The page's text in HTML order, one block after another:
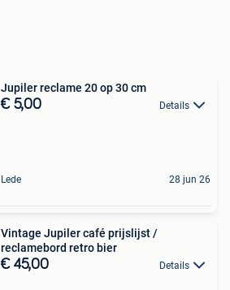
Jupiler reclame 20 op 30 cm
€ 5,00 Details
Lede 28 jun 26
Vintage Jupiler café prijslijst /
reclamebord retro bier
€ 45,00 Details